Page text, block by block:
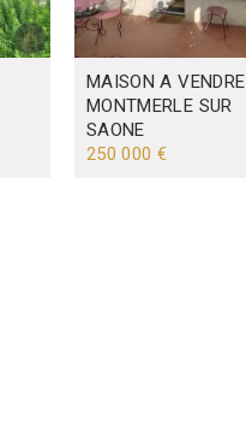
MAISON A VENDRE
MONTMERLE SUR
SAONE
250 000 €